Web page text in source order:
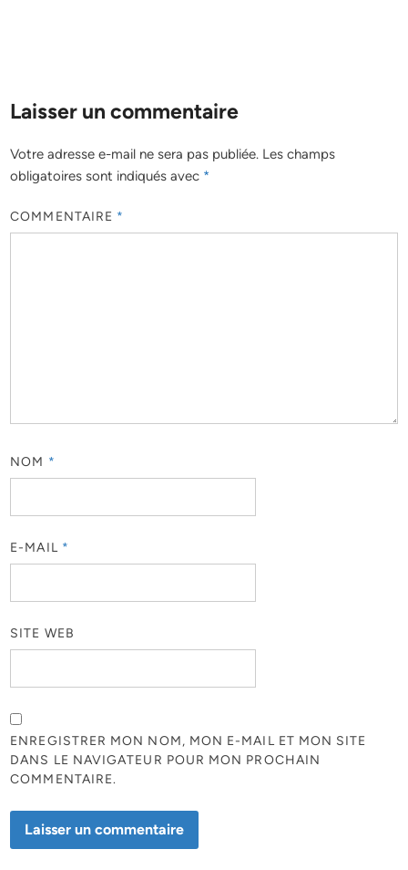
Laisser un commentaire
Votre adresse e-mail ne sera pas publiée. Les champs
obligatoires sont indiqués avec *
COMMENTAIRE *
NOM *
E-MAIL *
SITE WEB
ENREGISTRER MON NOM, MON E-MAIL ET MON SITE
DANS LE NAVIGATEUR POUR MON PROCHAIN
COMMENTAIRE.